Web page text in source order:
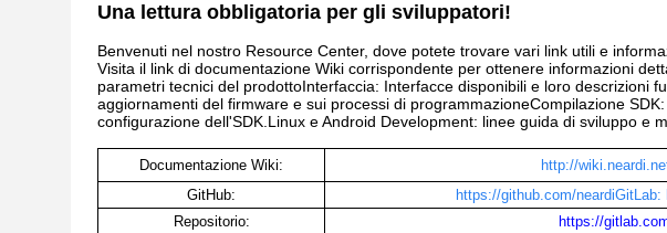
Una lettura obbligatoria per gli sviluppatori!
Benvenuti nel nostro Resource Center, dove potete trovare vari link utili e
Visita il link di documentazione Wiki corrispondente per ottenere informazioni
parametri tecnici del prodottoInterfaccia: Interfacce disponibili e loro descrizioni
aggiornamenti del firmware e sui processi di programmazioneCompilazione
configurazione dell'SDK.Linux e Android Development: linee guida di sviluppo e
Documentazione Wiki:
http://
GitHub:
https://github.com/neardiGitLab:
Repositorio:
https://